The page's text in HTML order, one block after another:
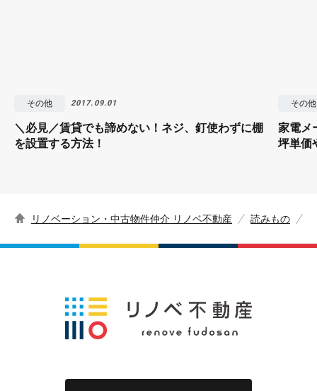
その他 2017.09.01
＼必見／賃貸でも諦めない！ネジ、釘使わずに棚
を設置する方法！
その他
家電メ
坪単価
リノベーション・中古物件仲介 リノベ不動産 読みもの